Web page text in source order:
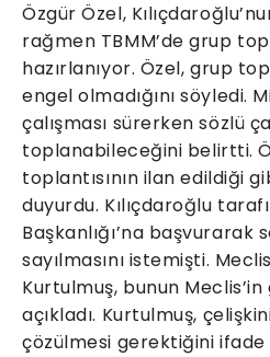
Özgür Özel,
rağmen TBMM’de grup
hazırlanıyor. Özel, grup
engel olmadığını söyledi.
çalışması sürerken sözlü
toplanabileceğini belirtti.
toplantısının ilan edildiği
duyurdu. Kılıçdaroğlu
Başkanlığı’na başvurarak
sayılmasını istemişti.
Kurtulmuş, bunun Meclis’in
açıkladı. Kurtulmuş,
çözülmesi gerektiğini